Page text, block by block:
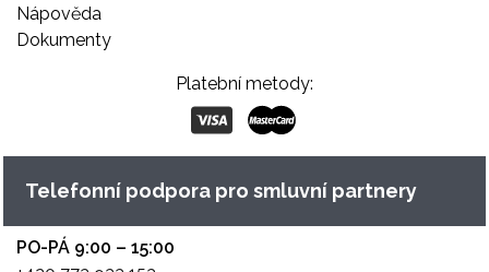
Nápověda
Dokumenty
Platební metody:
Telefonní podpora pro smluvní partnery
PO-PÁ 9:00 – 15:00